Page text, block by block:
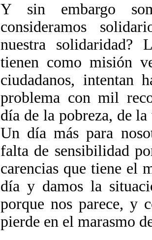
Y sin embargo
consideramos
nuestra solidaridad?
tienen como misión
ciudadanos, intentan
problema con mil
día de la pobreza, de
Un día más para
falta de sensibilidad
carencias que tiene el
día y damos la
porque nos parece, y
pierde en el marasmo